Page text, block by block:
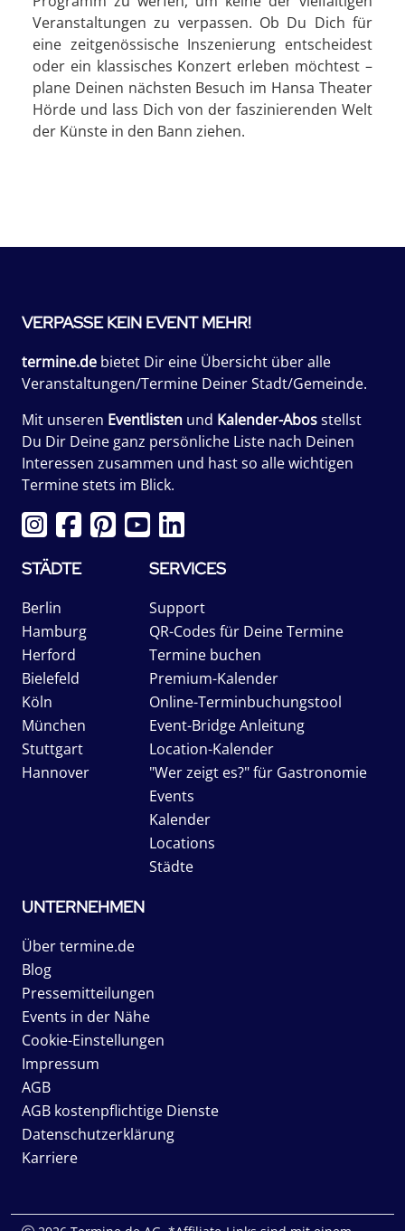
Veranstaltungen zu verpassen. Ob Du Dich für
eine zeitgenössische Inszenierung entscheidest
oder ein klassisches Konzert erleben möchtest –
plane Deinen nächsten Besuch im Hansa Theater
Hörde und lass Dich von der faszinierenden Welt
der Künste in den Bann ziehen.
VERPASSE KEIN EVENT MEHR!
termine.de bietet Dir eine Übersicht über alle
Veranstaltungen/Termine Deiner Stadt/Gemeinde.
Mit unseren Eventlisten und Kalender-Abosstellst
Du Dir Deine ganz persönliche Liste nach Deinen
Interessen zusammen und hast so alle wichtigen
Termine stets im Blick.
STÄDTE
Berlin
Hamburg
Herford
Bielefeld
Köln
München
Stuttgart
Hannover
SERVICES
Support
QR-Codes für Deine Termine
Termine buchen
Premium-Kalender
Online-Terminbuchungstool
Event-Bridge Anleitung
Location-Kalender
"Wer zeigt es?" für Gastronomie
Events
Kalender
Locations
Städte
UNTERNEHMEN
Über termine.de
Blog
Pressemitteilungen
Events in der Nähe
Cookie-Einstellungen
Impressum
AGB
AGB kostenpflichtige Dienste
Datenschutzerklärung
Karriere